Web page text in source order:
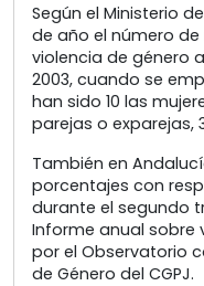
Según el Ministerio
de año el número
violencia de género
2003, cuando se
han sido 10 las
parejas o exparejas,
También en
porcentajes con
durante el segundo
Informe anual sobre
por el Observatorio
de Género del CGPJ.